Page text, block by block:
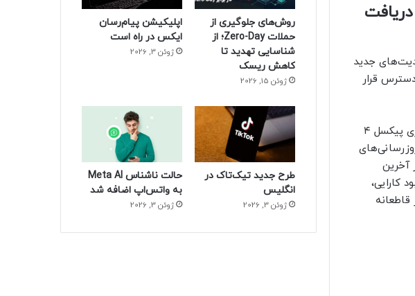
دریافت
جدید
دردسترس قرار
گوگل اخیراً وصله‌ی امنیتی نوامبر ۲۰۲۲ را برای گوشی‌های سری پیکسل خود منتشر کرده است، اما سری پیکسل ۴
آخرین
کارایی،
به‌طور قاطعانه
روش‌های جلوگیری از
حملات Zero-Day؛ از
شناسایی تهدید تا
کاهش ریسک
ژوئن 15, 2026
اپلیکیشن پیام‌رسان
ایکس در راه است
ژوئن 3, 2026
طرح جدید تیک‌تاک در
انگلیس
ژوئن 3, 2026
حالت ناشناس Meta AI
به واتس‌اپ اضافه شد
ژوئن 3, 2026